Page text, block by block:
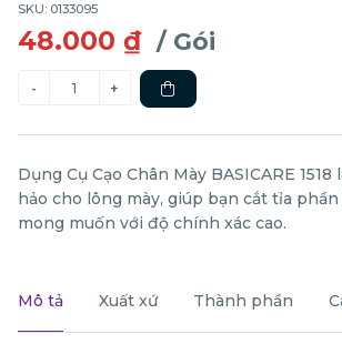
SKU: 0133095
48.000 ₫ / Gói
Dụng Cụ Cạo Chân Mày BASICARE
hảo cho lông mày, giúp bạn cắt tỉa
mong muốn với độ chính xác cao.
Mô tả Xuất xứ Thành phần